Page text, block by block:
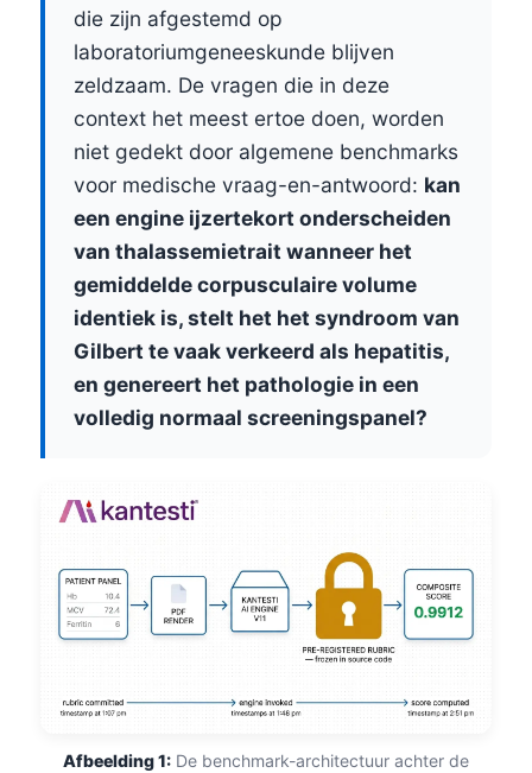
die zijn afgestemd op
laboratoriumgeneeskunde blijven
zeldzaam. De vragen die in deze
context het meest ertoe doen, worden
niet gedekt door algemene benchmarks
voor medische vraag-en-antwoord: kan
een engine ijzertekort onderscheiden
van thalassemietrait wanneer het
gemiddelde corpusculaire volume
identiek is, stelt het het syndroom van
Gilbert te vaak verkeerd als hepatitis,
en genereert het pathologie in een
volledig normaal screeningspanel?
Afbeelding 1: De benchmark-architectuur achter de